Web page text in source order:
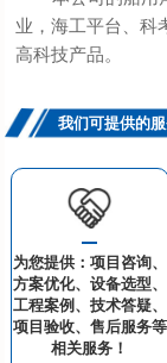
业，海工平台、科
高科技产品。
我们可提供的
为您提供：项目咨询、
方案优化、设备选型、
工程案例、技术答疑、
项目验收、售后服务等
相关服务！